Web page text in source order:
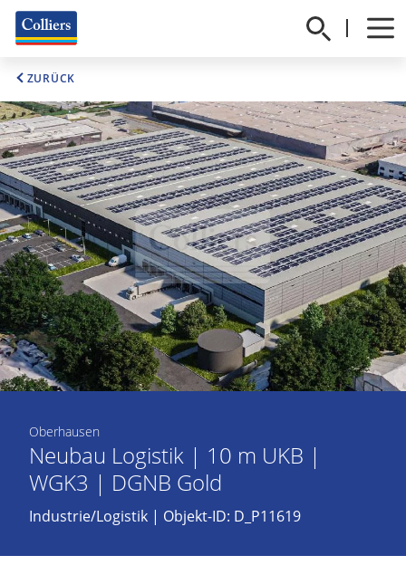
ZURÜCK
Oberhausen
Neubau Logistik | 10 m UKB |
WGK3 | DGNB Gold
Industrie/Logistik | Objekt-ID: D_P11619